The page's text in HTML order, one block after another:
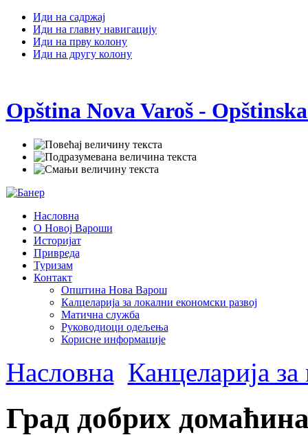
Иди на садржај
Иди на главну навигацију
Иди на прву колону
Иди на другу колону
Opština Nova Varoš -
Насловна
О Новој Вароши
Историјат
Привреда
Туризам
Контакт
Општина Нова Варош
Калцеларија за локални економски развој
Матична служба
Руководиоци одељења
Корисне информације
Насловна Канцеларија
Град добрих